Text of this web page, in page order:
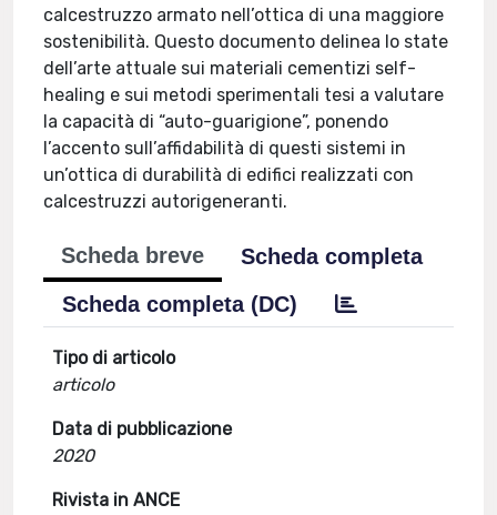
calcestruzzo armato nell’ottica di una maggiore
sostenibilità. Questo documento delinea lo state
dell’arte attuale sui materiali cementizi self-
healing e sui metodi sperimentali tesi a valutare
la capacità di “auto-guarigione”, ponendo
l’accento sull’affidabilità di questi sistemi in
un’ottica di durabilità di edifici realizzati con
calcestruzzi autorigeneranti.
Scheda breve
Scheda completa
Scheda completa (DC)
Tipo di articolo
articolo
Data di pubblicazione
2020
Rivista in ANCE